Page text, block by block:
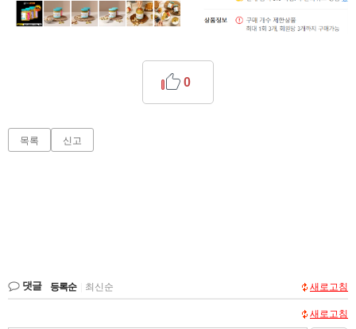
0
목록 신고
댓글 등록순 최신순 새로고침
새로고침